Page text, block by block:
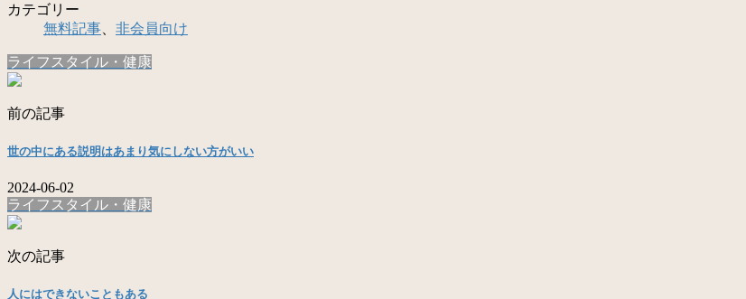
カテゴリー
無料記事
非会員向け
ライフスタイル・健康
前の記事
世の中にある説明はあまり気にしない方がいい
2024-06-02
ライフスタイル・健康
次の記事
人にはできないこともある